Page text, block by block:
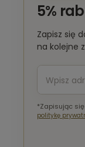
5%
Zapisz się
na kolejne
*Zapisując
politykę